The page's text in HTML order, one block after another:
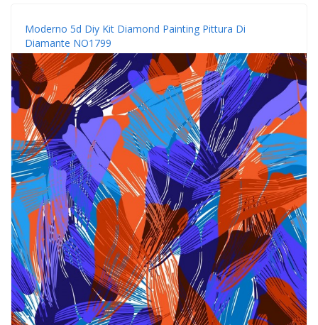
Moderno 5d Diy Kit Diamond Painting Pittura Di
Diamante NO1799